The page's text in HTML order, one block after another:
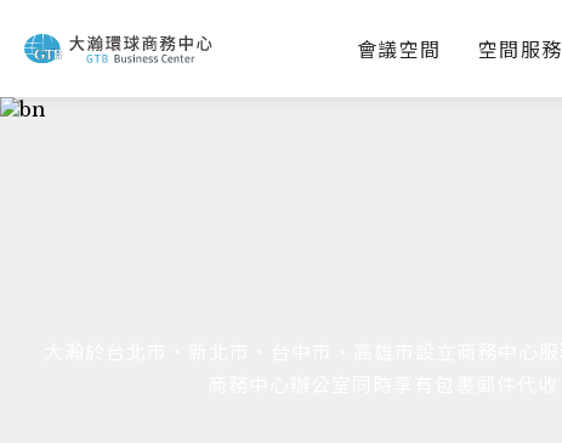
會議空間 空間服務